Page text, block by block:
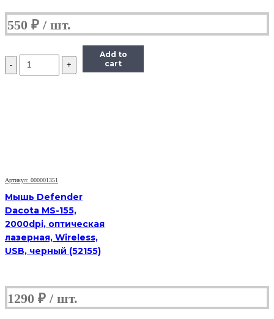
550 ₽
Количество
Маркер
Add to
cart
Артикул: 000001351
Мышь Defender
Dacota MS-155,
2000dpi, оптическая
лазерная, Wireless,
USB, черный (52155)
1290 ₽